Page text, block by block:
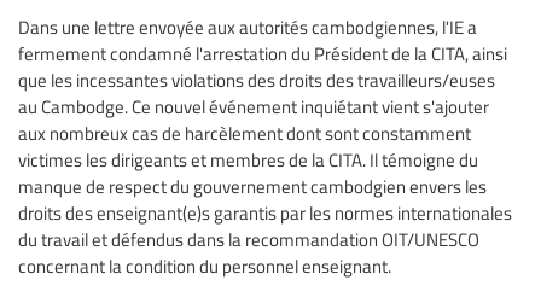
Dans une lettre envoyée aux autorités cambodgiennes, l'IE a
fermement condamné l'arrestation du Président de la CITA, ainsi
que les incessantes violations des droits des travailleurs/euses
au Cambodge. Ce nouvel événement inquiétant vient s'ajouter
aux nombreux cas de harcèlement dont sont constamment
victimes les dirigeants et membres de la CITA. Il témoigne du
manque de respect du gouvernement cambodgien envers les
droits des enseignant(e)s garantis par les normes internationales
du travail et défendus dans la recommandation OIT/UNESCO
concernant la condition du personnel enseignant.